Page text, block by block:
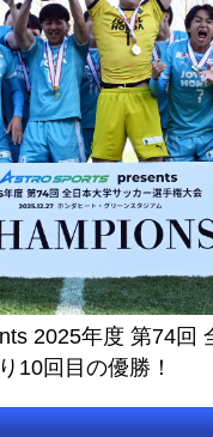
2025年度 第74回
10回目の優勝！